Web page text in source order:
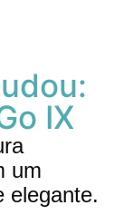
IX
um
elegante.